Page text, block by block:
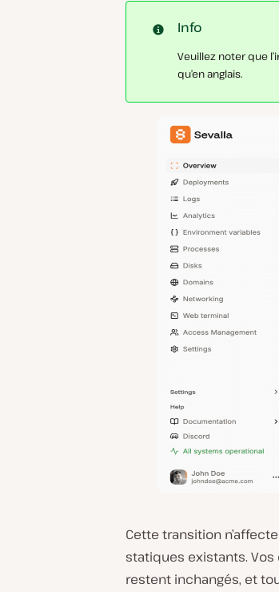
Info
Veuillez noter que
qu’en anglais.
Cette transition
statiques existants.
restent inchangés, et